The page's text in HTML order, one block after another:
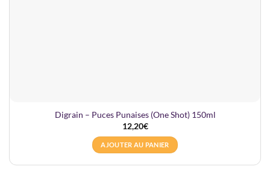
Digrain – Puces Punaises (One Shot) 150ml
12,20€
AJOUTER AU PANIER